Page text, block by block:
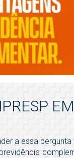
a essa pergunta